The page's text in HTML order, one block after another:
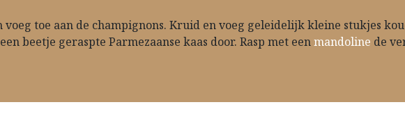
toe aan de champignons. Kruid en voeg geleidelijk kleine stukjes
beetje geraspte Parmezaanse kaas door. Rasp met een mandoline de